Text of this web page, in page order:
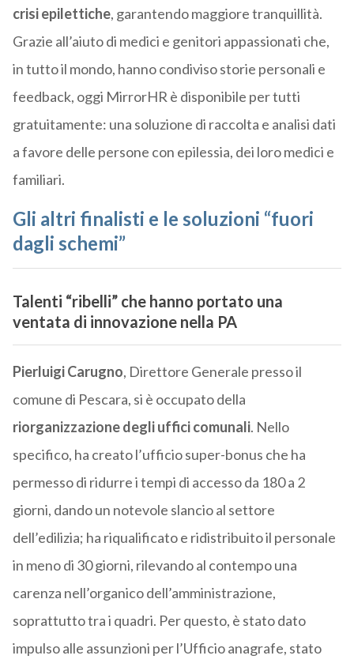
crisi epilettiche, garantendo maggiore tranquillità.
Grazie all’aiuto di medici e genitori appassionati che,
in tutto il mondo, hanno condiviso storie personali e
feedback, oggi MirrorHR è disponibile per tutti
gratuitamente: una soluzione di raccolta e analisi dati
a favore delle persone con epilessia, dei loro medici e
familiari.
Gli altri finalisti e le soluzioni “fuori
dagli schemi”
Talenti “ribelli” che hanno portato una
ventata di innovazione nella PA
Pierluigi Carugno, Direttore Generale presso il
comune di Pescara, si è occupato della
riorganizzazione degli uffici comunali. Nello
specifico, ha creato l’ufficio super-bonus che ha
permesso di ridurre i tempi di accesso da 180 a 2
giorni, dando un notevole slancio al settore
dell’edilizia; ha riqualificato e ridistribuito il personale
in meno di 30 giorni, rilevando al contempo una
carenza nell’organico dell’amministrazione,
soprattutto tra i quadri. Per questo, è stato dato
impulso alle assunzioni per l’Ufficio anagrafe, stato